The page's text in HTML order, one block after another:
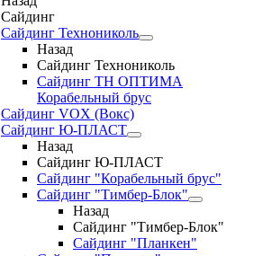
Сайдинг
Сайдинг Технониколь
Назад
Сайдинг Технониколь
Сайдинг ТН ОПТИМА
Корабельный брус
Сайдинг VOX (Вокс)
Сайдинг Ю-ПЛАСТ
Назад
Сайдинг Ю-ПЛАСТ
Сайдинг "Корабельный брус"
Сайдинг "Тимбер-Блок"
Назад
Сайдинг "Тимбер-Блок"
Сайдинг "Планкен"